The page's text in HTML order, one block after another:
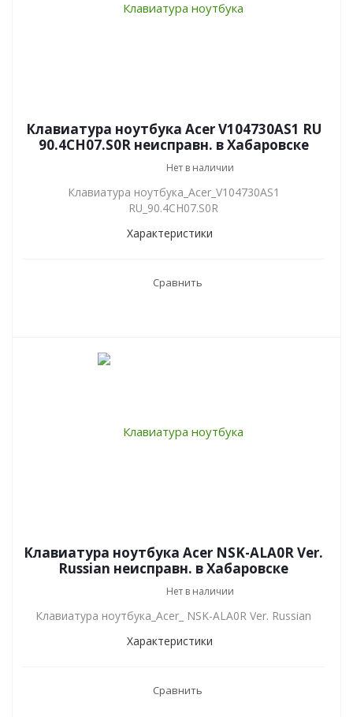
Клавиатура ноутбука Acer V104730AS1 RU
90.4CH07.S0R неисправн. в Хабаровске
Нет в наличии
Клавиатура ноутбука_Acer_V104730AS1
RU_90.4CH07.S0R
Характеристики
Сравнить
Клавиатура ноутбука Acer NSK-ALA0R Ver.
Russian неисправн. в Хабаровске
Нет в наличии
Клавиатура ноутбука_Acer_ NSK-ALA0R Ver. Russian
Характеристики
Сравнить